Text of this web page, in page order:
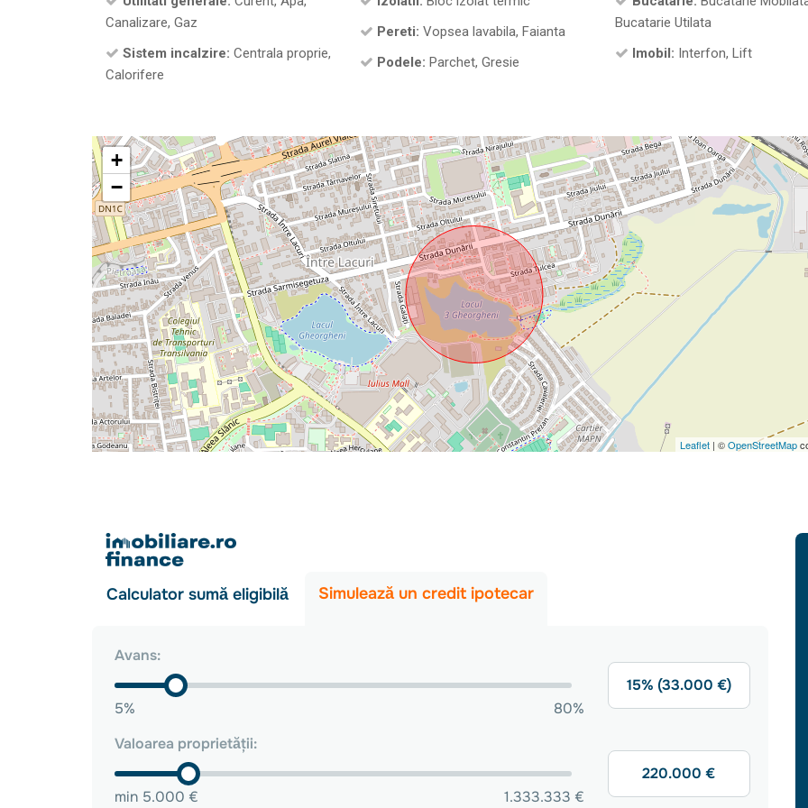
Canalizare, Gaz
Sistem incalzire: Centrala proprie,
Calorifere
Pereti: Vopsea lavabila, Faianta
Podele: Parchet, Gresie
Bucatarie Utilata
Imobil: Interfon, Lift
+
−
Leaflet| ©OpenStreetMap